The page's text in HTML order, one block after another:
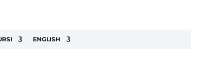
ENGLISH